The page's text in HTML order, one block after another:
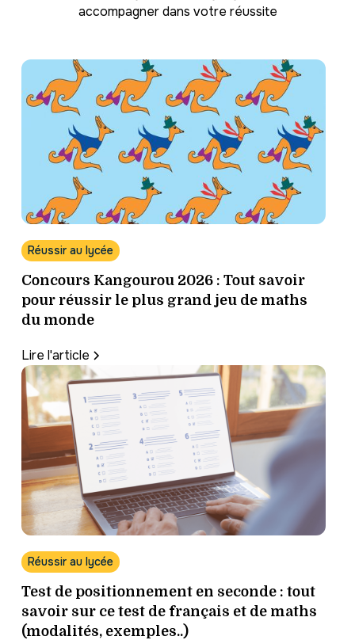
accompagner dans votre réussite
Réussir au lycée
Concours Kangourou 2026 : Tout savoir
pour réussir le plus grand jeu de maths
du monde
Lire l'article
Réussir au lycée
Test de positionnement en seconde : tout
savoir sur ce test de français et de maths
(modalités, exemples..)